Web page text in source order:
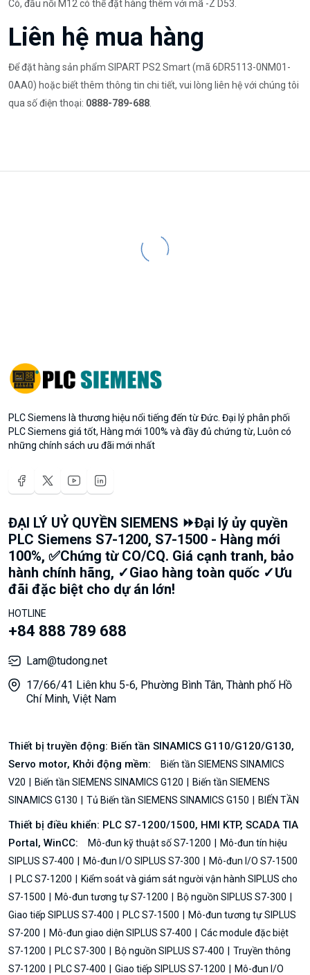
Có, đầu nối M12 có thể đặt hàng thêm với mã -Z D53.
Liên hệ mua hàng
Để đặt hàng sản phẩm SIPART PS2 Smart (mã 6DR5113-0NM01-
0AA0) hoặc biết thêm thông tin chi tiết, vui lòng liên hệ với chúng tôi
qua số điện thoại: 0888-789-688
PLC Siemens là thương hiệu nổi tiếng đến từ Đức. Đại lý phân phối
PLC Siemens giá tốt, Hàng mới 100% và đầy đủ chứng từ, Luôn có
những chính sách ưu đãi mới nhất
ĐẠI LÝ UỶ QUYỀN SIEMENS ⏩Đại lý ủy quyền
PLC Siemens S7-1200, S7-1500 - Hàng mới
100%, ✅Chứng từ CO/CQ. Giá cạnh tranh, bảo
hành chính hãng, ✓Giao hàng toàn quốc ✓Ưu
đãi đặc biệt cho dự án lớn!
HOTLINE
+84 888 789 688
Lam@tudong.net
17/66/41 Liên khu 5-6, Phường Bình Tân, Thành phố Hồ
Chí Minh, Việt Nam
Thiết bị truyền động: Biến tần SINAMICS G110/G120/G130,
Servo motor, Khởi động mềm:
Biến tần SIEMENS SINAMICS
V20
Biến tần SIEMENS SINAMICS G120
Biến tần SIEMENS
SINAMICS G130
Tủ Biến tần SIEMENS SINAMICS G150 BIẾN TẦN
Thiết bị điều khiển: PLC S7-1200/1500, HMI KTP, SCADA TIA
Portal, WinCC:
Mô-đun kỹ thuật số S7-1200
Mô-đun tín hiệu
SIPLUS S7-400
Mô-đun I/O SIPLUS S7-300
Mô-đun I/O S7-1500
PLC S7-1200
Kiểm soát và giám sát người vận hành SIPLUS cho
S7-1500
Mô-đun tương tự S7-1200
Bộ nguồn SIPLUS S7-300
Giao tiếp SIPLUS S7-400
PLC S7-1500
Mô-đun tương tự SIPLUS
S7-200
Mô-đun giao diện SIPLUS S7-400
Các module đặc biệt
S7-1200
PLC S7-300 Bộ nguồn SIPLUS S7-400
Truyền thông
S7-1200
PLC S7-400 Giao tiếp SIPLUS S7-1200
Mô-đun I/O